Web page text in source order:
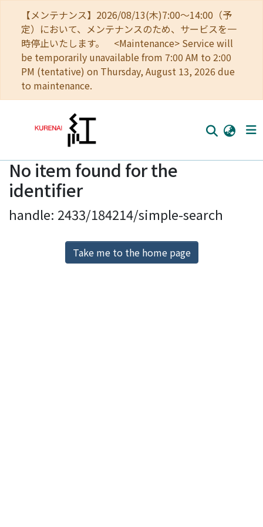
【メンテナンス】2026/08/13(木)7:00～14:00（予
定）において、メンテナンスのため、サービスを一
時停止いたします。 <Maintenance> Service will
be temporarily unavailable from 7:00 AM to 2:00
PM (tentative) on Thursday, August 13, 2026 due
to maintenance.
Home
Communities
Browse
Download Ranking
No item found for the
identifier
handle: 2433/184214/simple-search
Take me to the home page